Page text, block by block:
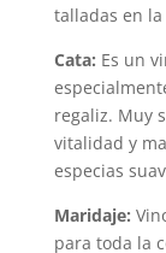
talladas en la
Cata: Es un
regaliz. Muy
vitalidad y
especias
Maridaje:
para toda la